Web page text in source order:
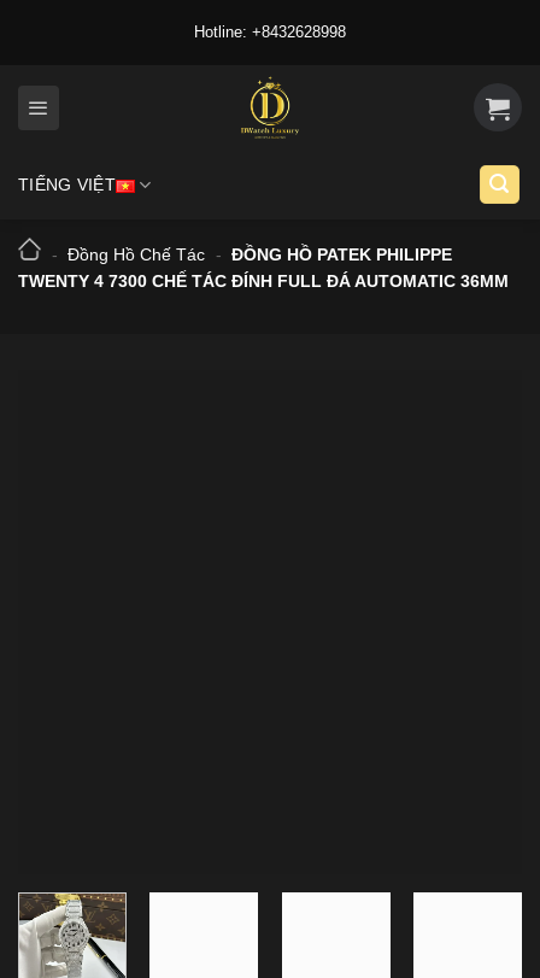
Hotline: +8432628998
TIẾNG VIỆT
- Đồng Hồ Chế Tác - ĐỒNG HỒ PATEK PHILIPPE
TWENTY 4 7300 CHẾ TÁC ĐÍNH FULL ĐÁ AUTOMATIC 36MM